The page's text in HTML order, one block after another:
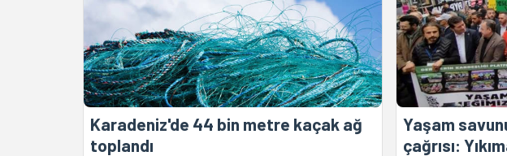
Karadeniz'de 44 bin metre kaçak ağ
toplandı
Yaşam
çağrısı: